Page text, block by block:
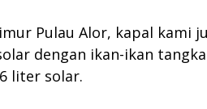
Pulau Alor, kapal kami
dengan ikan-ikan
liter solar.